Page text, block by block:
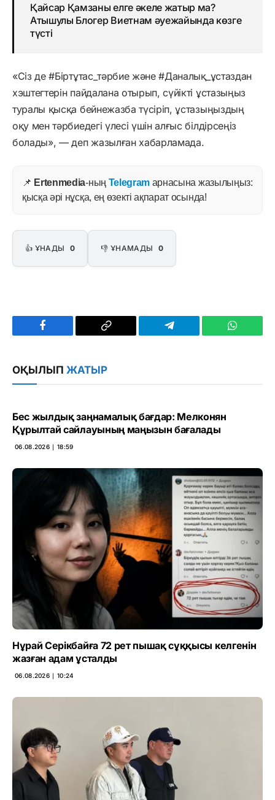
Қайсар Қамзаны елге әкеле жатыр ма?
Атышулы Блогер Виетнам әуежайында көзге
түсті
«Сіз де #Біртұтас_тәрбие және #Даналық_ұстаздан
хэштегтерін пайдалана отырып, сүйікті ұстазыңыз
туралы қысқа бейнежазба түсіріп, ұстазыңыздың
оқу мен тәрбиедегі үлесі үшін алғыс білдірсеңіз
болады», — деп жазылған хабарламада.
📌 Ertenmedia-ның Telegram арнасына жазылыңыз:
қысқа әрі нұсқа, ең өзекті ақпарат осында!
👍 ҰНАДЫ 0 👎 ҰНАМАДЫ 0
Facebook
Copy
Telegram
ОҚЫЛЫП ЖАТЫР
Бес жылдық заңнамалық бағдар: Мелконян
Құрылтай сайлауының маңызын бағалады
06.08.2026 ∣ 18:59
Нұрай Серікбайға 72 рет пышақ сұққысы келгенін
жазған адам ұсталды
06.08.2026 ∣ 10:24